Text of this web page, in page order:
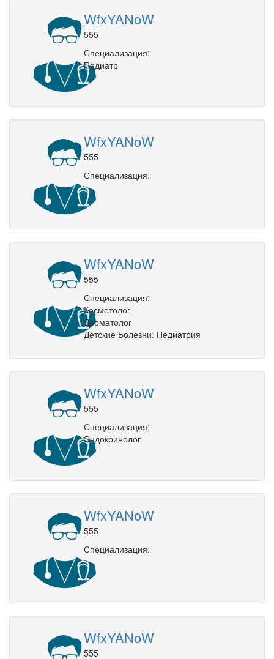
WfxYANoW
555
Специализация:
Педиатр
WfxYANoW
555
Специализация:
WfxYANoW
555
Специализация:
Косметолог
Дерматолог
Детские Болезни: Педиатрия
WfxYANoW
555
Специализация:
Эндокринолог
WfxYANoW
555
Специализация:
WfxYANoW
555